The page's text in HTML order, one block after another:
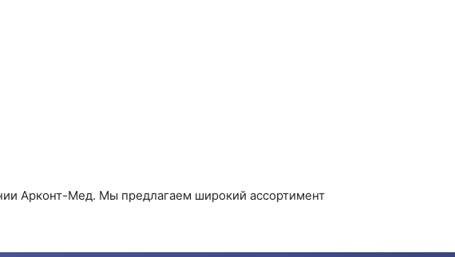
Арконт-Мед. Мы предлагаем широкий ассортимент